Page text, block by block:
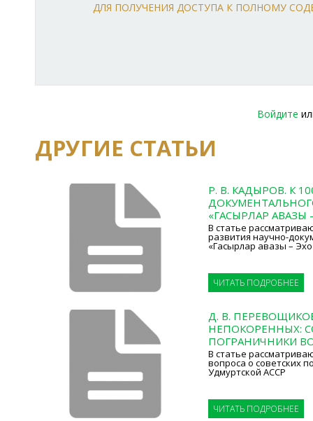
ДЛЯ ПОЛУЧЕНИЯ ДОСТУПА К ПОЛНОМУ
Войдите
ДРУГИЕ СТАТЬИ
Р. В. КАДЫРОВ. К
«ГАСЫРЛАР АВАЗЫ
В статье
развития научно-
«Гасырлар авазы –
ЧИТАТЬ ПОДРОБНЕЕ
Д. В.
НЕПОКОРЕННЫХ:
ПОГРАНИЧНИКИ
В статье
вопроса о советских
Удмуртской АССР
ЧИТАТЬ ПОДРОБНЕЕ